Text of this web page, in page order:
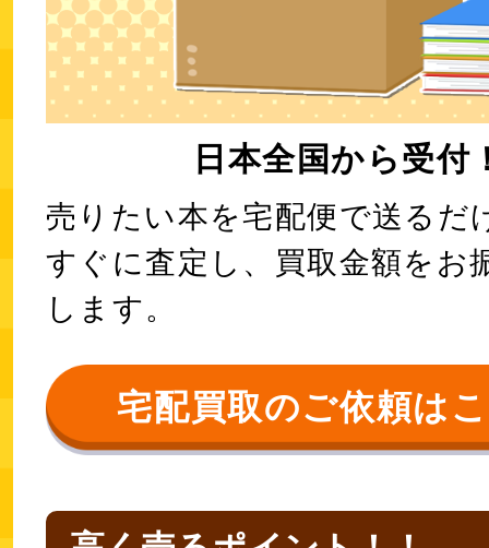
日本全国から受付
売りたい本を宅配便で送るだ
すぐに査定し、買取金額をお
します。
宅配買取のご依頼は